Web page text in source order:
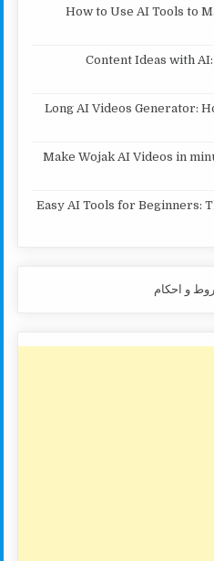
How to Use AI Tools to
Content Ideas with
Long AI Videos Generator:
Make Wojak AI Videos in
Easy AI Tools for Beginners:
و احكام